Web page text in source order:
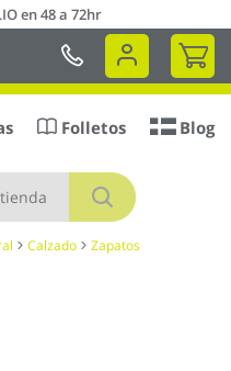
en 48 a 72hr
Mi
Buscar
Folletos Blog
Calzado Zapatos